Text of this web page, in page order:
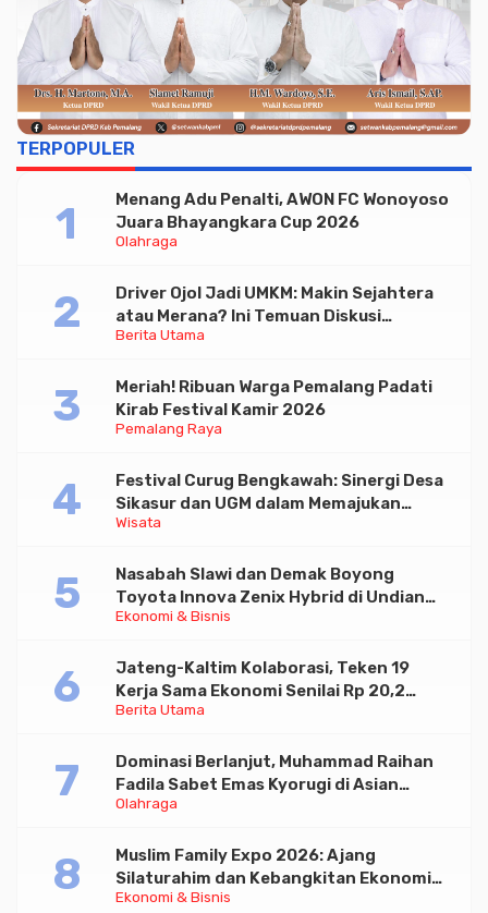
TERPOPULER
Olahraga
Menang Adu Penalti, AWON FC Wonoyoso
Juara Bhayangkara Cup 2026
Berita Utama
Driver Ojol Jadi UMKM: Makin Sejahtera
atau Merana? Ini Temuan Diskusi
Paramadina
Pemalang Raya
Meriah! Ribuan Warga Pemalang Padati
Kirab Festival Kamir 2026
Wisata
Festival Curug Bengkawah: Sinergi Desa
Sikasur dan UGM dalam Memajukan
Wisata serta UMKM Lokal
Ekonomi & Bisnis
Nasabah Slawi dan Demak Boyong
Toyota Innova Zenix Hybrid di Undian
Tabungan Bima Bank Jateng
Berita Utama
Jateng-Kaltim Kolaborasi, Teken 19
Kerja Sama Ekonomi Senilai Rp 20,2
Triliun
Olahraga
Dominasi Berlanjut, Muhammad Raihan
Fadila Sabet Emas Kyorugi di Asian
Taekwondo Indonesia Open 2026
Ekonomi & Bisnis
Muslim Family Expo 2026: Ajang
Silaturahim dan Kebangkitan Ekonomi
Halal di Jakarta